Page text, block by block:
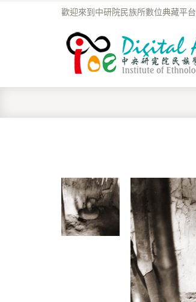
歡迎來到中研院民族所數位典藏平台